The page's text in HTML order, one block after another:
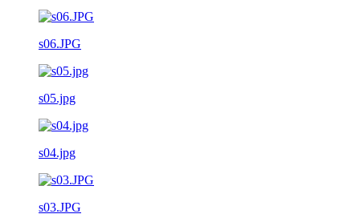
s06.JPG
s05.jpg
s04.jpg
s03.JPG